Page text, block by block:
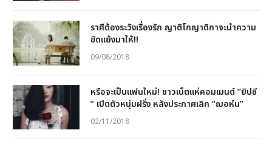
ราศีต้องระวังเรื่องรัก ญาติโกญาติกาจะนำความ
ขัดแย้งมาให้!!
09/08/2018
หรือจะเป็นแฟนใหม่! ชาวเน็ตแห่คอมเมนต์ “ยิปซี
” เปิดตัวหนุ่มฝรั่ง หลังประกาศเลิก “ฌอห์น”
02/11/2018